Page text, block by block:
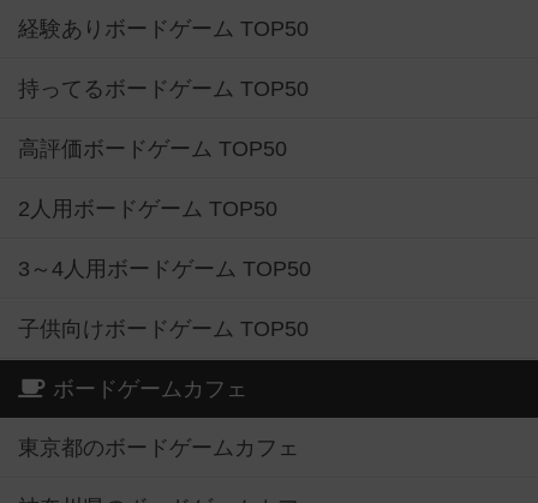
経験ありボードゲーム TOP50
持ってるボードゲーム TOP50
高評価ボードゲーム TOP50
2人用ボードゲーム TOP50
3～4人用ボードゲーム TOP50
子供向けボードゲーム TOP50
ボードゲームカフェ
東京都のボードゲームカフェ